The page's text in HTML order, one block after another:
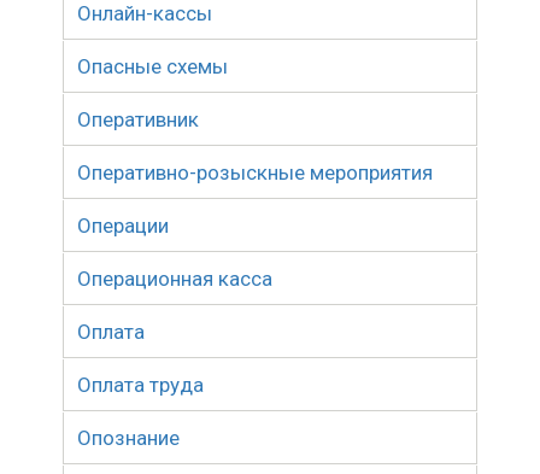
Онлайн-кассы
Опасные схемы
Оперативник
Оперативно-розыскные мероприятия
Операции
Операционная касса
Оплата
Оплата труда
Опознание